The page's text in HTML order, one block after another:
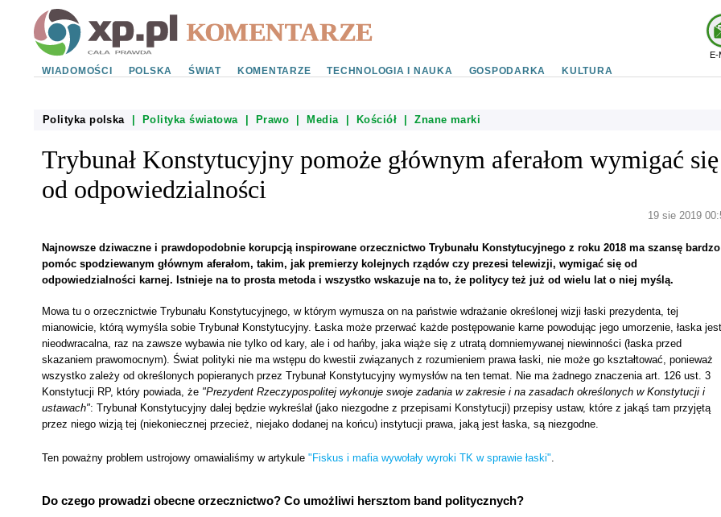
E-
WIADOMOŚCI POLSKA ŚWIAT KOMENTARZE TECHNOLOGIA I NAUKA GOSPODARKA KULTURA
Polityka polska| Polityka światowa| Prawo Media| Kościół |Znane marki
Trybunał Konstytucyjny pomoże głównym aferałom wymigać się
od odpowiedzialności
19 sie 2019
Najnowsze dziwaczne i prawdopodobnie korupcją inspirowane orzecznictwo Trybunału Konstytucyjnego z roku 2018 ma szansę bardzo
pomóc spodziewanym głównym aferałom, takim, jak premierzy kolejnych rządów czy prezesi telewizji, wymigać się od
odpowiedzialności karnej. Istnieje na to prosta metoda i wszystko wskazuje na to, że politycy też już od wielu lat o niej myślą.
Mowa tu o orzecznictwie Trybunału Konstytucyjnego, w którym wymusza on na państwie wdrażanie określonej wizji łaski prezydenta, tej
mianowicie, którą wymyśla sobie Trybunał Konstytucyjny. Łaska może przerwać każde postępowanie karne powodując jego umorzenie, łaska jest
nieodwracalna, raz na zawsze wybawia nie tylko od kary, ale i od hańby, jaka wiąże się z utratą domniemywanej niewinności (łaska przed
skazaniem prawomocnym). Świat polityki nie ma wstępu do kwestii związanych z rozumieniem prawa łaski, nie może go kształtować, ponieważ
wszystko zależy od określonych popieranych przez Trybunał Konstytucyjny wymysłów na ten temat. Nie ma żadnego znaczenia art. 126 ust. 3
Konstytucji RP, który powiada, że "Prezydent Rzeczypospolitej wykonuje swoje zadania w zakresie i na zasadach określonych w Konstytucji i
ustawach": Trybunał Konstytucyjny dalej będzie wykreślał (jako niezgodne z przepisami Konstytucji) przepisy ustaw, które z jakąś tam przyjętą
przez niego wizją tej (niekoniecznej przecież, niejako dodanej na końcu) instytucji prawa, jaką jest łaska, są niezgodne.
Ten poważny problem ustrojowy omawialiśmy w artykule "Fiskus i mafia wywołały wyroki TK w sprawie łaski".
Do czego prowadzi obecne orzecznictwo? Co umożliwi hersztom band politycznych?